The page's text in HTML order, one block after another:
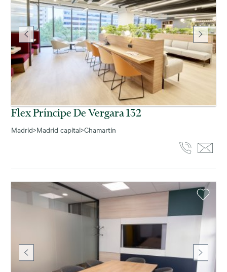
Flex Príncipe De Vergara 132
Madrid>Madrid capital>Chamartín